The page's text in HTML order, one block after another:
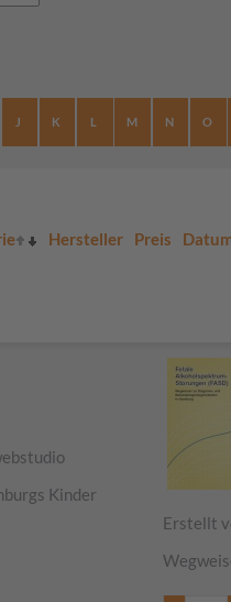
J K L M N O
Hersteller Preis
Kinder
Erstellt